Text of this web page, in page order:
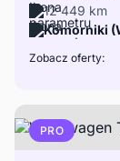
12 449 km
Komorniki
Zobacz oferty:
PRO